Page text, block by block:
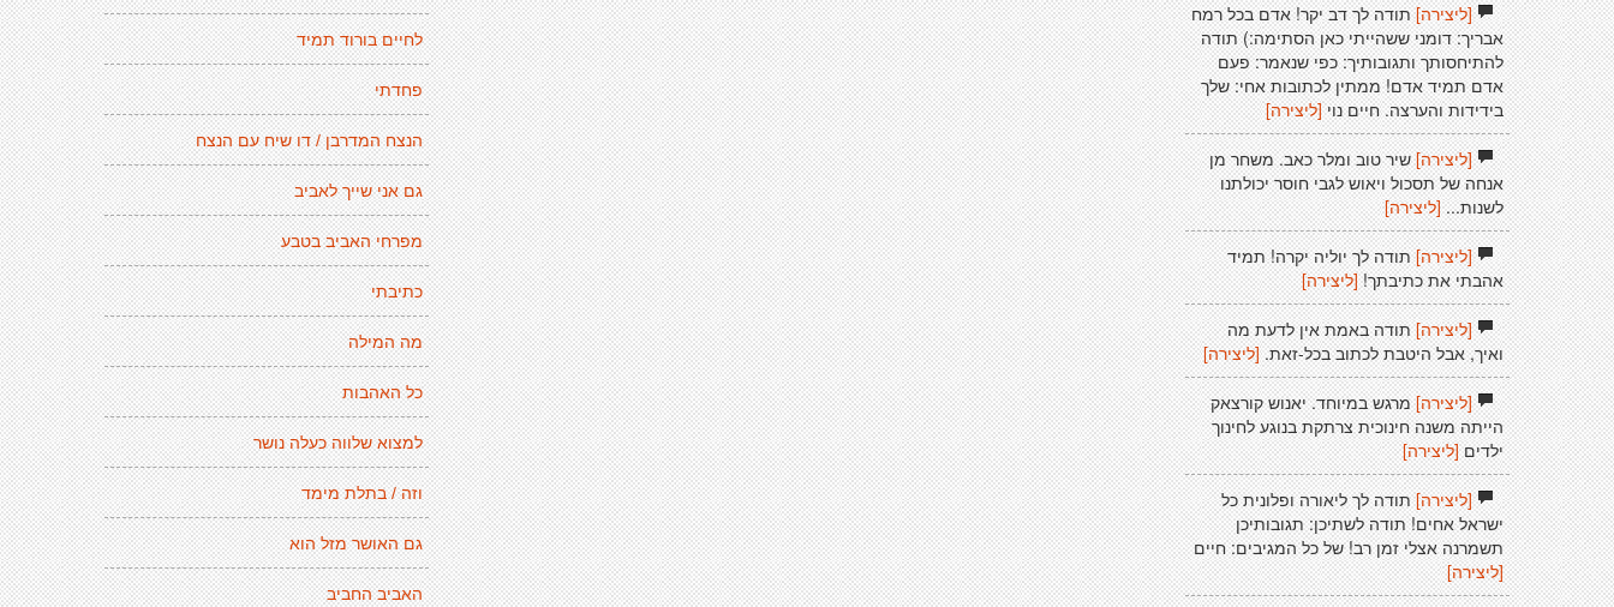
לחיים בורוד תמיד
פחדתי
הנצח המדרבן / דו שיח עם הנצח
גם אני שייך לאביב
מפרחי האביב בטבע
כתיבתי
מה המילה
כל האהבות
למצוא שלווה כעלה נושר
וזה / בתלת מימד
גם האושר מזל הוא
האביב החביב
[ליצירה]תודה לך דב יקר! אדם בכל רמח
אבריך: דומני ששהייתי כאן הסתימה:) תודה
להתיחסותך ותגובותיך: כפי שנאמר: פעם
אדם תמיד אדם! ממתין לכתובות אחי: שלך
בידידות והערצה. חיים נוי [ליצירה]
[ליצירה]שיר טוב ומלר כאב. משחר מן
אנחה של תסכול ויאוש לגבי חוסר יכולתנו
לשנות... [ליצירה]
[ליצירה]תודה לך יוליה יקרה! תמיד
אהבתי את כתיבתך! [ליצירה]
[ליצירה]תודה באמת אין לדעת מה
ואיך, אבל היטבת לכתוב בכל-זאת. [ליצירה]
[ליצירה]מרגש במיוחד. יאנוש קורצאק
הייתה משנה חינוכית צרתקת בנוגע לחינוך
ילדים [ליצירה]
[ליצירה]תודה לך ליאורה ופלונית כל
ישראל אחים! תודה לשתיכן: תגובותיכן
תשמרנה אצלי זמן רב! של כל המגיבים: חיים
[ליצירה]